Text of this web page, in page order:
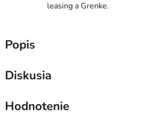
leasing a Grenke.
Popis
Diskusia
Hodnotenie